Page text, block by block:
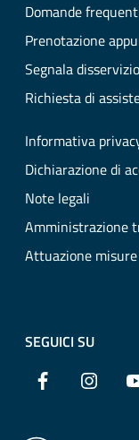
Domande
Prenotazione
Segnala disservizio
Richiesta di
Informativa
Dichiarazione di
Note legali
Amministrazione
Attuazione misure
SEGUICI SU
Facebook